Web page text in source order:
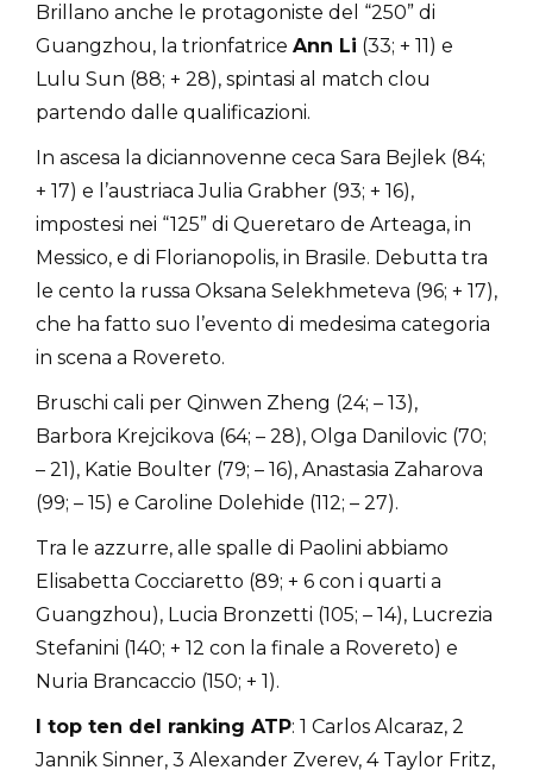
Brillano anche le protagoniste del “250” di
Guangzhou, la trionfatrice Ann Li (33; + 11) e
Lulu Sun (88; + 28), spintasi al match clou
partendo dalle qualificazioni.
In ascesa la diciannovenne ceca Sara Bejlek (84;
+ 17) e l’austriaca Julia Grabher (93; + 16),
impostesi nei “125” di Queretaro de Arteaga, in
Messico, e di Florianopolis, in Brasile. Debutta tra
le cento la russa Oksana Selekhmeteva (96; + 17),
che ha fatto suo l’evento di medesima categoria
in scena a Rovereto.
Bruschi cali per Qinwen Zheng (24; – 13),
Barbora Krejcikova (64; – 28), Olga Danilovic (70;
– 21), Katie Boulter (79; – 16), Anastasia Zaharova
(99; – 15) e Caroline Dolehide (112; – 27).
Tra le azzurre, alle spalle di Paolini abbiamo
Elisabetta Cocciaretto (89; + 6 con i quarti a
Guangzhou), Lucia Bronzetti (105; – 14), Lucrezia
Stefanini (140; + 12 con la finale a Rovereto) e
Nuria Brancaccio (150; + 1).
I top ten del ranking ATP: 1 Carlos Alcaraz, 2
Jannik Sinner, 3 Alexander Zverev, 4 Taylor Fritz,